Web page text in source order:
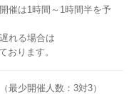
催は1時間～1時間半を予
れる場合は
おります。
最少開催人数：3対3）